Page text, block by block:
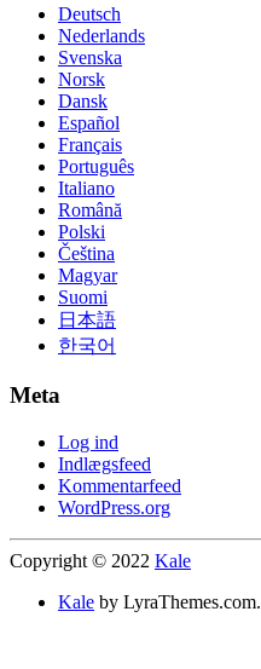
Deutsch
Nederlands
Svenska
Norsk
Dansk
Español
Français
Português
Italiano
Română
Polski
Čeština
Magyar
Suomi
日本語
한국어
Meta
Log ind
Indlægsfeed
Kommentarfeed
WordPress.org
Copyright © 2022 Kale
Kale by LyraThemes.com.